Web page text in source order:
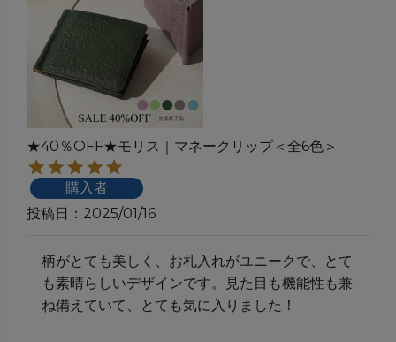
★40％OFF★モリス｜マネークリップ＜全6色＞
購入者
投稿日
2025/01/16
柄がとても美しく、お札入れがユニークで、とて
も素晴らしいデザインです。見た目も機能性も兼
ね備えていて、とても気に入りました！